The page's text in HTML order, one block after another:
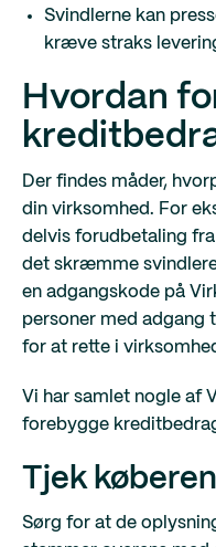
Svindlerne kan
kræve straks
Hvordan
Der findes måder,
din virksomhed. For
delvis forudbetaling fra
det skræmme
en adgangskode på
personer med adgang
for at rette i
Vi har samlet nogle af
forebygge
Tjek
Sørg for at de